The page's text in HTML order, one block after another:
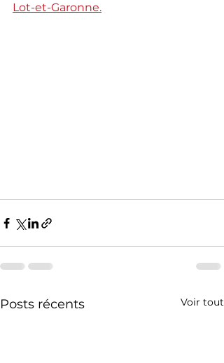
Lot-et-Garonne.
Posts récents Voir tout